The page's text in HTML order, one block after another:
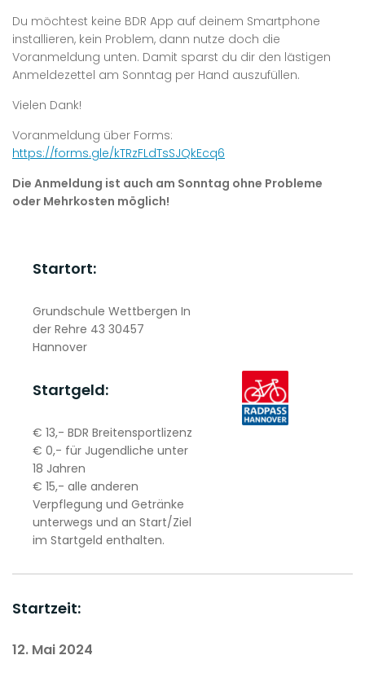
Du möchtest keine BDR App auf deinem Smartphone
installieren, kein Problem, dann nutze doch die
Voranmeldung unten. Damit sparst du dir den lästigen
Anmeldezettel am Sonntag per Hand auszufüllen.
Vielen Dank!
Voranmeldung über Forms:
https://forms.gle/kTRzFLdTsSJQkEcq6
Die Anmeldung ist auch am Sonntag ohne Probleme
oder Mehrkosten möglich!
Startort:
Grundschule Wettbergen In
der Rehre 43 30457
Hannover
Startgeld:
€ 13,- BDR Breitensportlizenz
€ 0,- für Jugendliche unter
18 Jahren
€ 15,- alle anderen
Verpflegung und Getränke
unterwegs und an Start/Ziel
im Startgeld enthalten.
Startzeit:
12. Mai 2024